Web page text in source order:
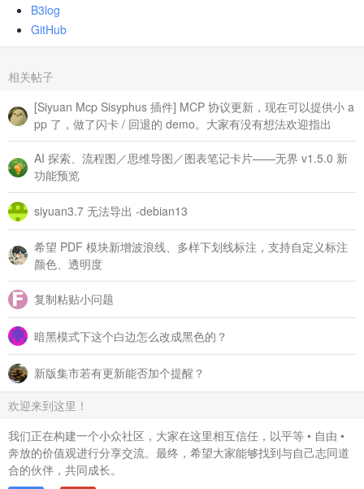
B3log
GitHub
相关帖子
[Siyuan Mcp Sisyphus 插件] MCP 协议更新，现在可以提供小 a
pp 了，做了闪卡 / 回退的 demo。大家有没有想法欢迎指出
AI 探索、流程图／思维导图／图表笔记卡片——无界 v1.5.0 新
功能预览
siyuan3.7 无法导出 -debian13
希望 PDF 模块新增波浪线、多样下划线标注，支持自定义标注
颜色、透明度
复制粘贴小问题
暗黑模式下这个白边怎么改成黑色的？
新版集市若有更新能否加个提醒？
欢迎来到这里！
我们正在构建一个小众社区，大家在这里相互信任，以平等 • 自由 •
奔放的价值观进行分享交流。最终，希望大家能够找到与自己志同道
合的伙伴，共同成长。